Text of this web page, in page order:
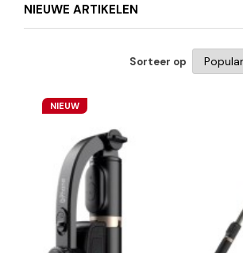
NIEUWE ARTIKELEN
Sorteer op
NIEUW